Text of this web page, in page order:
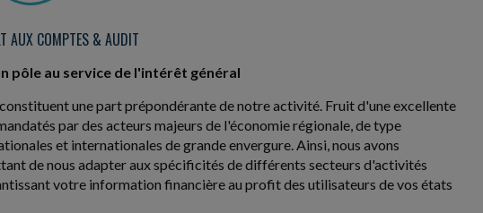
AUX COMPTES & AUDIT
pôle au service de l'intérêt général
une part prépondérante de notre activité. Fruit d'une excellente
par des acteurs majeurs de l'économie régionale, de type
et internationales de grande envergure. Ainsi, nous avons
de nous adapter aux spécificités de différents secteurs d'activités
votre information financière au profit des utilisateurs de vos états